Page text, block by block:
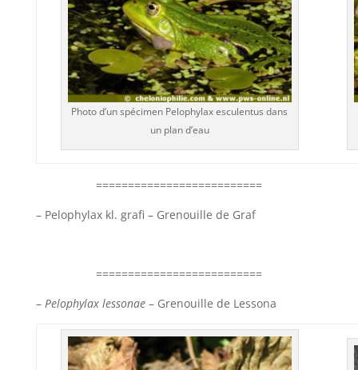
Photo d’un spécimen Pelophylax esculentus dans
un plan d’eau
==========================
– Pelophylax kl. grafi – Grenouille de Graf
==========================
– Pelophylax lessonae– Grenouille de Lessona